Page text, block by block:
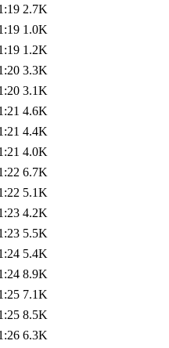
2.7K
1.0K
1.2K
3.3K
3.1K
4.6K
4.4K
4.0K
6.7K
5.1K
4.2K
5.5K
5.4K
8.9K
7.1K
8.5K
6.3K